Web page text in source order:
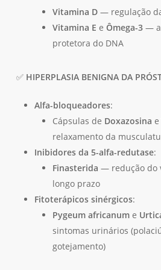
Vitamina D— regulação
Vitamina E e Ômega-3—
protetora do DNA
✅ HIPERPLASIA BENIGNA DA
Alfa-bloqueadores:
Cápsulas de Doxazosina e
relaxamento da
Inibidores da 5-alfa-redutase:
Finasterida — redução do
longo prazo
Fitoterápicos sinérgicos:
Pygeum africanume
sintomas urinários
gotejamento)